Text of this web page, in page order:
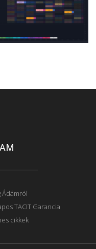
Ádámról
TACIT Garancia
cikkek